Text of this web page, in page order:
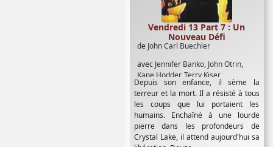
de John Carl Buechler
avec Jennifer Banko, John Otrin,
Kane Hodder, Terry Kiser
Vendredi 13 Part 7 : Un
Nouveau Défi
Depuis son enfance, il sème la
terreur et la mort. Il a résisté à tous
les coups que lui portaient les
humains. Enchaîné à une lourde
pierre dans les profondeurs de
Crystal Lake, il attend aujourd'hui sa